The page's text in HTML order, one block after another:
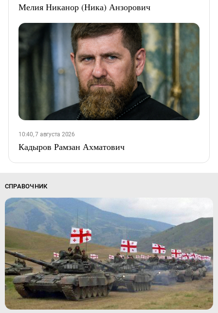
Мелия Никанор (Ника) Анзорович
10:40, 7 августа 2026
Кадыров Рамзан Ахматович
СПРАВОЧНИК